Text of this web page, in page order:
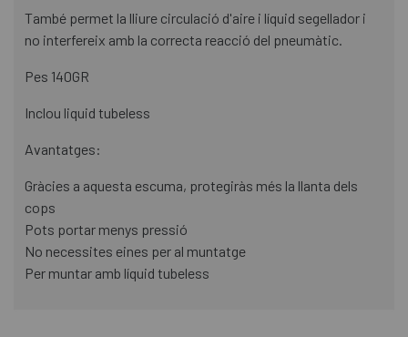
També permet la lliure circulació d'aire i líquid segellador i
no interfereix amb la correcta reacció del pneumàtic.
Pes 140GR
Inclou liquid tubeless
Avantatges:
Gràcies a aquesta escuma, protegiràs més la llanta dels
cops
Pots portar menys pressió
No necessites eines per al muntatge
Per muntar amb líquid tubeless